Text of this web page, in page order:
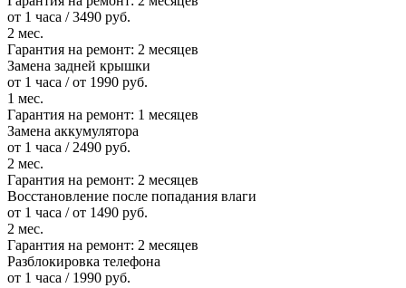
от 1 часа / 3490 руб.
2 мес.
Гарантия на ремонт: 2 месяцев
Замена задней крышки
от 1 часа / от 1990 руб.
1 мес.
Гарантия на ремонт: 1 месяцев
Замена аккумулятора
от 1 часа / 2490 руб.
2 мес.
Гарантия на ремонт: 2 месяцев
Восстановление после попадания влаги
от 1 часа / от 1490 руб.
2 мес.
Гарантия на ремонт: 2 месяцев
Разблокировка телефона
от 1 часа / 1990 руб.